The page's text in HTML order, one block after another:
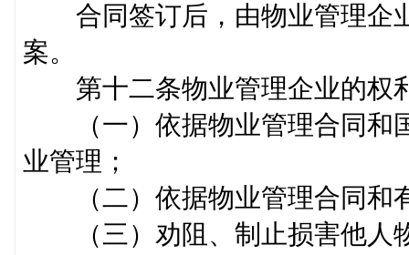
合同签订后，由物业管理企
案。
第十二条物业管理企业的
（一）依据物业管理合同和
业管理；
（二）依据物业管理合同
（三）劝阻、制止损害他人